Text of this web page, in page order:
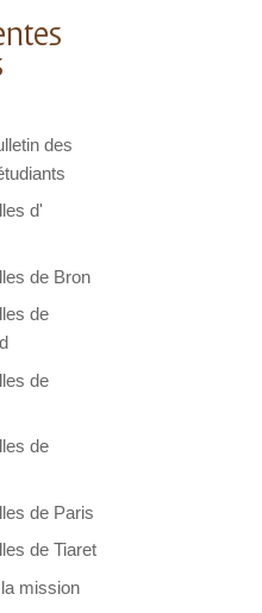
des
d'
de Bron
de
de
de
de Paris
de Tiaret
mission